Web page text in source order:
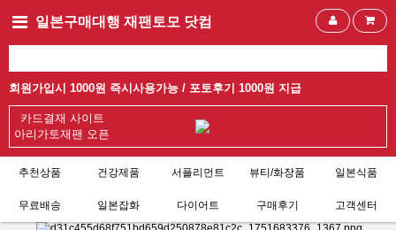
일본구매대행 재팬토모 닷컴
회원가입시 1000원 즉시사용가능 / 포토후기 1000원 지급
카드결재 사이트
아리가토재팬 오픈
추천상품 건강제품 서플리먼트 뷰티/화장품 일본식품
무료배송 일본잡화 다이어트 구매후기 고객센터